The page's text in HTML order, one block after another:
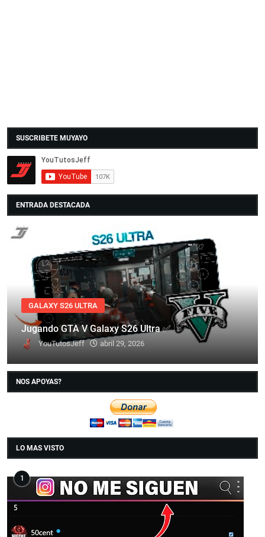
SUSCRIBETE MUYAYO
ENTRADA DESTACADA
GALAXY S26 ULTRA
Jugando GTA V Galaxy S26 Ultra ✅
YouTutosJeff abril 29, 2026
NOS APOYAS?
LO MAS VISTO